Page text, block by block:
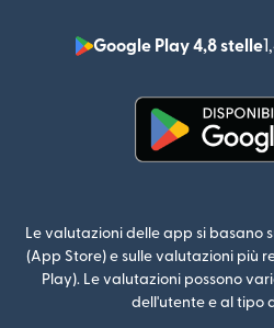
Google Play 4,8 stelle
Le valutazioni delle app si basano
(App Store) e sulle valutazioni più
Play). Le valutazioni possono
dell'utente e al tipo